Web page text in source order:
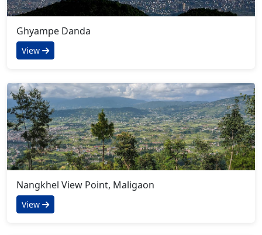
Ghyampe Danda
View
Nangkhel View Point, Maligaon
View